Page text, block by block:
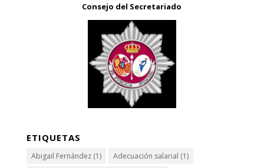
Consejo del Secretariado
ETIQUETAS
Abigail Fernández(1) Adecuación salarial (1)